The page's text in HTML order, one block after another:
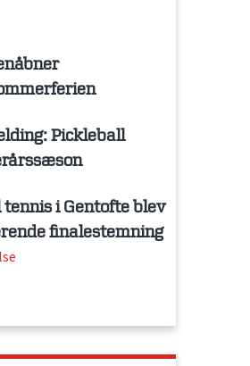
Pickleball
i Gentofte blev
finalestemning